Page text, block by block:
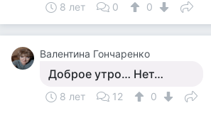
8 лет 0 0
Валентина Гончаренко
Доброе утро… Нет…
8 лет 12
0